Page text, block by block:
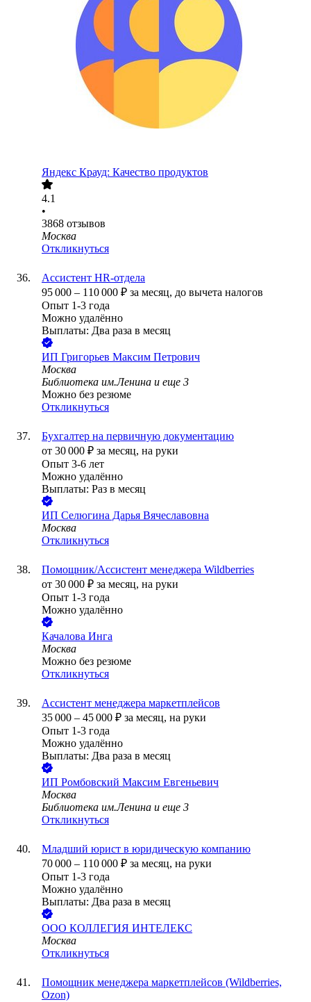
Яндекс Крауд: Качество продуктов
4.1
•
3868 отзывов
Москва
Откликнуться
Ассистент HR-отдела
95 000 – 110 000 ₽ за месяц, до вычета налогов
Опыт 1-3 года
Можно удалённо
Выплаты: Два раза в месяц
ИП Григорьев Максим Петрович
Москва
Библиотека им.Ленина и еще 3
Можно без резюме
Откликнуться
Бухгалтер на первичную документацию
от 30 000 ₽ за месяц, на руки
Опыт 3-6 лет
Можно удалённо
Выплаты: Раз в месяц
ИП Селюгина Дарья Вячеславовна
Москва
Откликнуться
Помощник/Ассистент менеджера Wildberries
от 30 000 ₽ за месяц, на руки
Опыт 1-3 года
Можно удалённо
Качалова Инга
Москва
Можно без резюме
Откликнуться
Ассистент менеджера маркетплейсов
35 000 – 45 000 ₽ за месяц, на руки
Опыт 1-3 года
Можно удалённо
Выплаты: Два раза в месяц
ИП Ромбовский Максим Евгеньевич
Москва
Библиотека им.Ленина и еще 3
Откликнуться
Младший юрист в юридическую компанию
70 000 – 110 000 ₽ за месяц, на руки
Опыт 1-3 года
Можно удалённо
Выплаты: Два раза в месяц
ООО КОЛЛЕГИЯ ИНТЕЛЕКС
Москва
Откликнуться
Помощник менеджера маркетплейсов (Wildberries,
Ozon)